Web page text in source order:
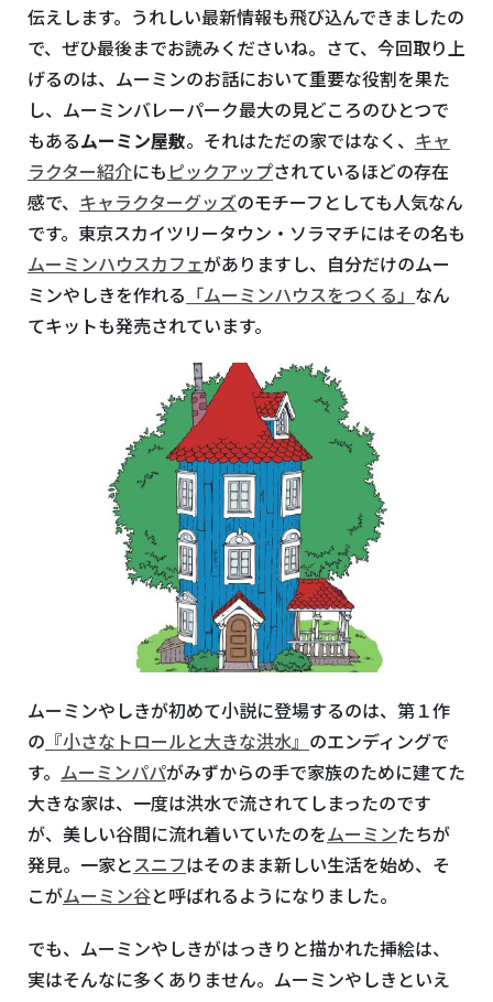
伝えします。うれしい最新情報も飛び込んできましたの
で、ぜひ最後までお読みくださいね。さて、今回取り上
げるのは、ムーミンのお話において重要な役割を果た
し、ムーミンバレーパーク最大の見どころのひとつで
もあるムーミン屋敷。それはただの家ではなく、 キャ
ラクター紹介にも ピックアップされているほどの存在
感で、 キャラクターグッズのモチーフとしても人気なん
です。東京スカイツリータウン・ソラマチにはその名も
ムーミンハウスカフェがありますし、自分だけのムー
ミンやしきを作れる 「ムーミンハウスをつくる」 なん
てキットも発売されています。
ムーミンやしきが初めて小説に登場するのは、第１作
の 『小さなトロールと大きな洪水』 のエンディングで
す。 ムーミンパパがみずからの手で家族のために建てた
大きな家は、一度は洪水で流されてしまったのです
が、美しい谷間に流れ着いていたのをムーミンたちが
発見。一家とスニフはそのまま新しい生活を始め、そ
こがムーミン谷と呼ばれるようになりました。
でも、ムーミンやしきがはっきりと描かれた挿絵は、
実はそんなに多くありません。ムーミンやしきといえ